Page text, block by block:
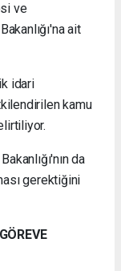
ve
ait
idari
kamu
da
gerektiğini